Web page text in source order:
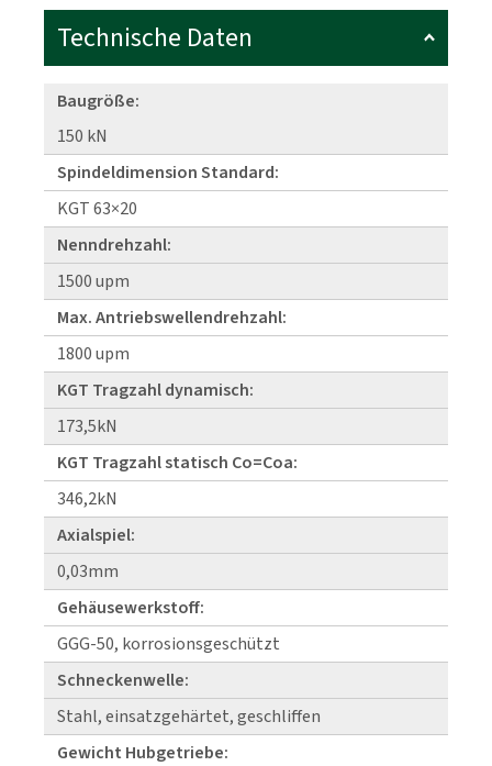
Technische Daten
Baugröße:
150 kN
Spindeldimension Standard:
KGT 63×20
Nenndrehzahl:
1500 upm
Max. Antriebswellendrehzahl:
1800 upm
KGT Tragzahl dynamisch:
173,5kN
KGT Tragzahl statisch Co=Coa:
346,2kN
Axialspiel:
0,03mm
Gehäusewerkstoff:
GGG-50, korrosionsgeschützt
Schneckenwelle:
Stahl, einsatzgehärtet, geschliffen
Gewicht Hubgetriebe: